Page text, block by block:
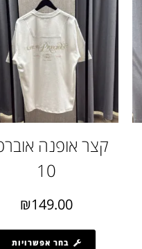
קצר אופנה
10
₪149.00
בחר אפשרויות